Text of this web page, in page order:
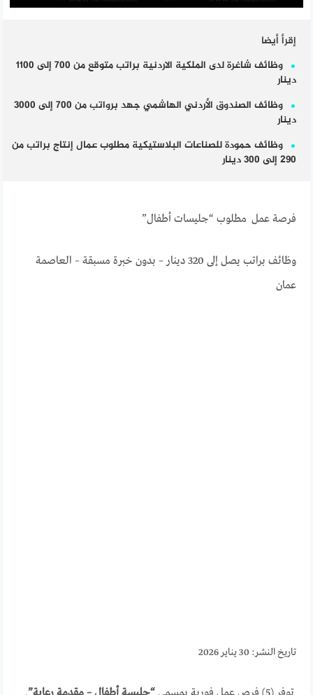
إقرأ أيضا
وظائف شاغرة لدى الملكية الاردنية براتب متوقع من 700 إلى 1100
دينار
وظائف الصندوق الأردني الهاشمي جهد برواتب من 700 إلى 3000
دينار
وظائف حمودة للصناعات البلاستيكية مطلوب عمال إنتاج براتب من
290 إلى 300 دينار
فرصة عمل مطلوب “جليسات أطفال”
وظائف براتب يصل إلى 320 دينار – بدون خبرة مسبقة – العاصمة
عمان
تاريخ النشر: 30 يناير 2026